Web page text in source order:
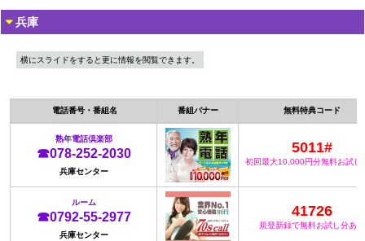
兵庫
横にスライドをすると更に情報を閲覧できます。
電話番号・番組名 番組バナー 無料特典コード
熟年電話倶楽部
☎078-252-2030
兵庫センター
5011#
初回最大10,000円分無料お試し
ルーム
☎0792-55-2977
兵庫センター
41726
規登新録で無料お試し分あり